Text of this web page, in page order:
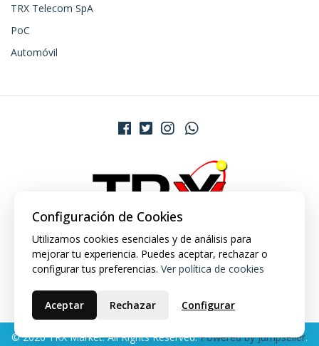
TRX Telecom SpA
PoC
Automóvil
© 2026 TRX Market. All Rights Reserved.Powered by Jumpseller.
Configuración de Cookies
Utilizamos cookies esenciales y de análisis para
mejorar tu experiencia. Puedes aceptar, rechazar o
configurar tus preferencias. Ver política de cookies
Aceptar Rechazar Configurar